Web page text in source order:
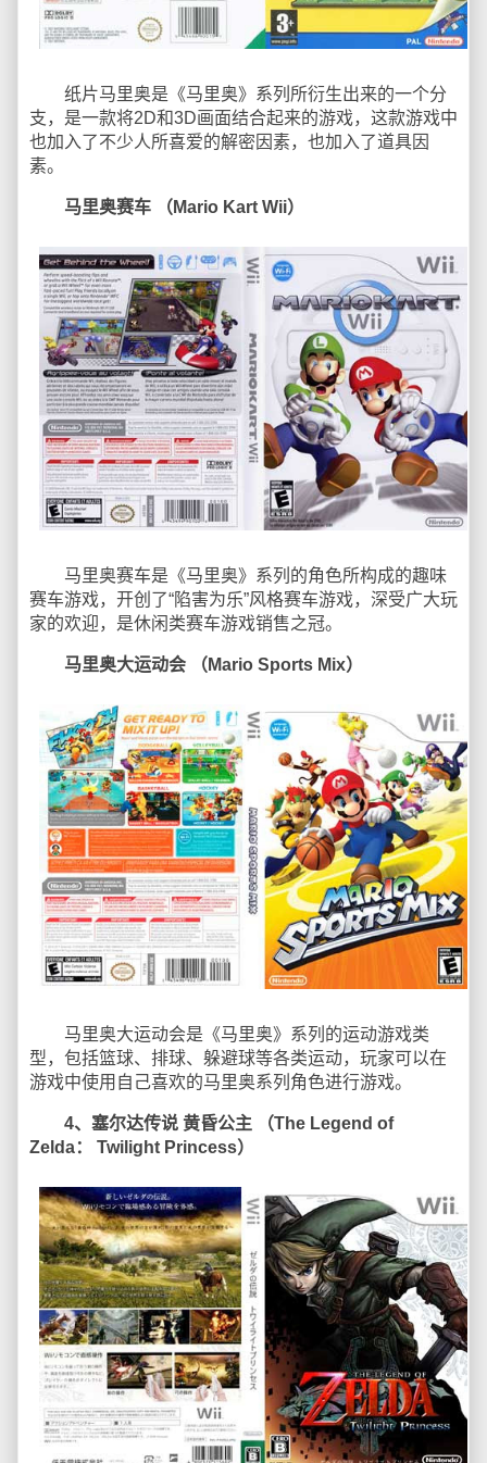
纸片马里奥是《马里奥》系列所衍生出来的一个分
支，是一款将2D和3D画面结合起来的游戏，这款游戏中
也加入了不少人所喜爱的解密因素，也加入了道具因
素。
马里奥赛车 （Mario Kart Wii）
马里奥赛车是《马里奥》系列的角色所构成的趣味
赛车游戏，开创了“陷害为乐”风格赛车游戏，深受广大玩
家的欢迎，是休闲类赛车游戏销售之冠。
马里奥大运动会 （Mario Sports Mix）
马里奥大运动会是《马里奥》系列的运动游戏类
型，包括篮球、排球、躲避球等各类运动，玩家可以在
游戏中使用自己喜欢的马里奥系列角色进行游戏。
4、塞尔达传说 黄昏公主 （The Legend of
Zelda： Twilight Princess）